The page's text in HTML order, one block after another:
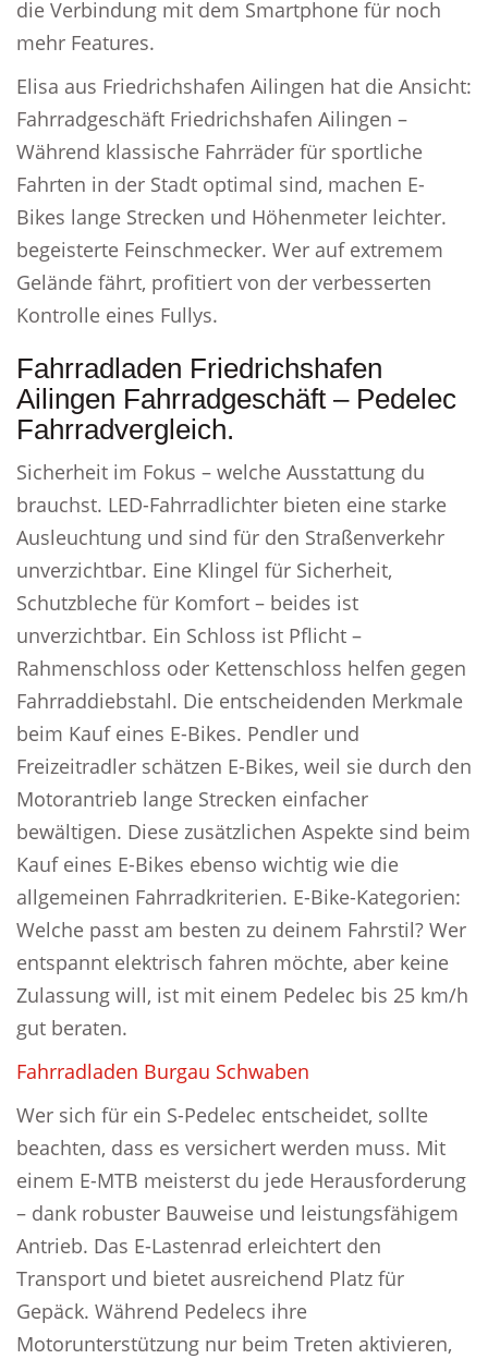
die Verbindung mit dem Smartphone für noch
mehr Features.
Elisa aus Friedrichshafen Ailingen hat die Ansicht:
Fahrradgeschäft Friedrichshafen Ailingen –
Während klassische Fahrräder für sportliche
Fahrten in der Stadt optimal sind, machen E-
Bikes lange Strecken und Höhenmeter leichter.
begeisterte Feinschmecker. Wer auf extremem
Gelände fährt, profitiert von der verbesserten
Kontrolle eines Fullys.
Fahrradladen Friedrichshafen
Ailingen Fahrradgeschäft – Pedelec
Fahrradvergleich.
Sicherheit im Fokus – welche Ausstattung du
brauchst. LED-Fahrradlichter bieten eine starke
Ausleuchtung und sind für den Straßenverkehr
unverzichtbar. Eine Klingel für Sicherheit,
Schutzbleche für Komfort – beides ist
unverzichtbar. Ein Schloss ist Pflicht –
Rahmenschloss oder Kettenschloss helfen gegen
Fahrraddiebstahl. Die entscheidenden Merkmale
beim Kauf eines E-Bikes. Pendler und
Freizeitradler schätzen E-Bikes, weil sie durch den
Motorantrieb lange Strecken einfacher
bewältigen. Diese zusätzlichen Aspekte sind beim
Kauf eines E-Bikes ebenso wichtig wie die
allgemeinen Fahrradkriterien. E-Bike-Kategorien:
Welche passt am besten zu deinem Fahrstil? Wer
entspannt elektrisch fahren möchte, aber keine
Zulassung will, ist mit einem Pedelec bis 25 km/h
gut beraten.
Fahrradladen Burgau Schwaben
Wer sich für ein S-Pedelec entscheidet, sollte
beachten, dass es versichert werden muss. Mit
einem E-MTB meisterst du jede Herausforderung
– dank robuster Bauweise und leistungsfähigem
Antrieb. Das E-Lastenrad erleichtert den
Transport und bietet ausreichend Platz für
Gepäck. Während Pedelecs ihre
Motorunterstützung nur beim Treten aktivieren,